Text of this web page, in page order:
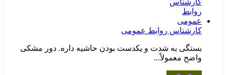
کارشناس روابط عمومی
بستگی به شدت و یکدست بودن حاشیه داره. دور مشکی
واضح معمولاً...